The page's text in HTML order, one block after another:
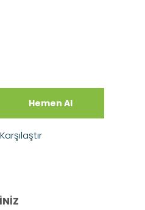
Hemen Al
Karşılaştır